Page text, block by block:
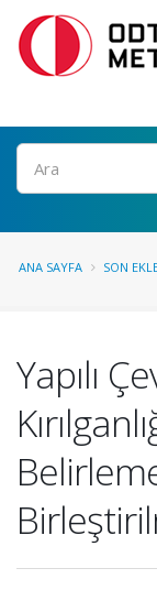
Ara
ANA SAYFA SON
Yapılı